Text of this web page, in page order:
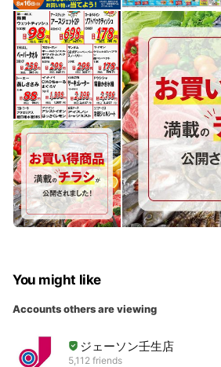
You might like
Accounts others are viewing
ジェーソン壬生店
5,112 friends